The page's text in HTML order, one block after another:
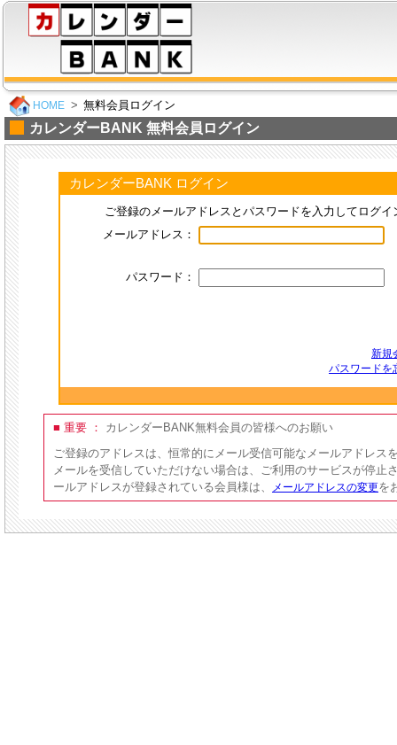
HOME 無料会員ログイン
カレンダーBANK 無料会員ログイン
カレンダーBANK ログイン
ご登録のメールアドレスとパスワードを入力してログイ
メールアドレス：
パスワード：
新規
パスワードを
■ 重要 ：
カレンダーBANK無料会員の皆様へのお願い
ご登録のアドレスは、恒常的にメール受信可能なメールアドレス
メールを受信していただけない場合は、ご利用のサービスが停止
ールアドレスが登録されている会員様は、
メールアドレスの変更を